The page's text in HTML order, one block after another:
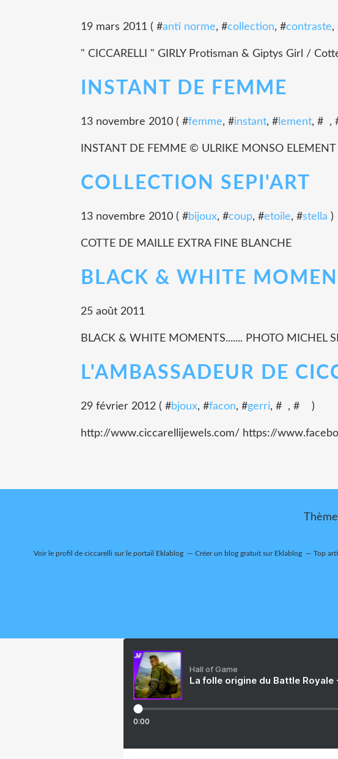
19 mars 2011 ( #anti norme, #collection, #contraste,
" CICCARELLI " GIRLY Protisman & Giptys Girl /
INSTANT DE FEMME
13 novembre 2010 ( #femme, #instant, # lement, # ,
INSTANT DE FEMME © ULRIKE MONSO ELEMENT
COLLECTION SEPI'ART
13 novembre 2010 ( #bijoux, #coup, #etoile, #stella )
COTTE DE MAILLE EXTRA FINE BLANCHE
BLACK & WHITE
25 août 2011
BLACK & WHITE MOMENTS....... PHOTO MICHEL
L'AMBASSADEUR DE
29 février 2012 ( #bjoux, #facon, #gerri, # , # )
http://www.ciccarellijewels.com/ https://
Voir le profil de ciccarelli sur le portail Eklablog Créer un blog gratuit sur Eklablog Top
Hall of Game
La folle origine du Battle Royale
0:00